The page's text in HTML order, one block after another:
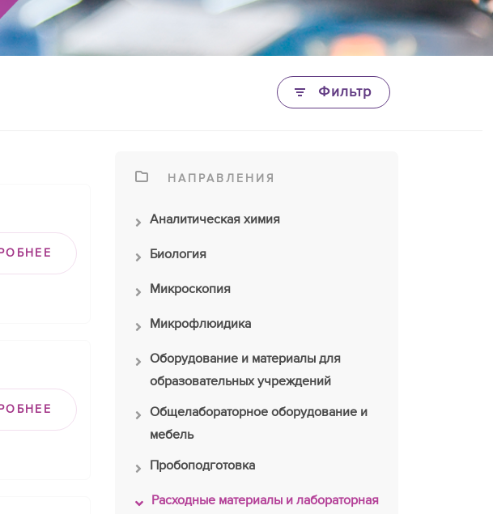
Фильтр
НАПРАВЛЕНИЯ
Аналитическая химия
Биология
Микроскопия
Микрофлюидика
Оборудование и материалы для
образовательных учреждений
Общелабораторное оборудование и
мебель
Пробоподготовка
Расходные материалы и лабораторная